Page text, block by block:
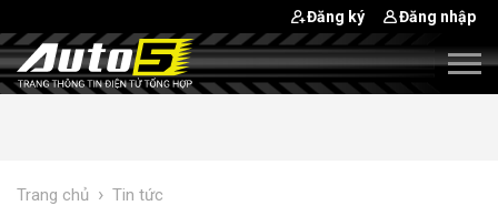
Đăng ký Đăng nhập
Trang chủ › Tin tức